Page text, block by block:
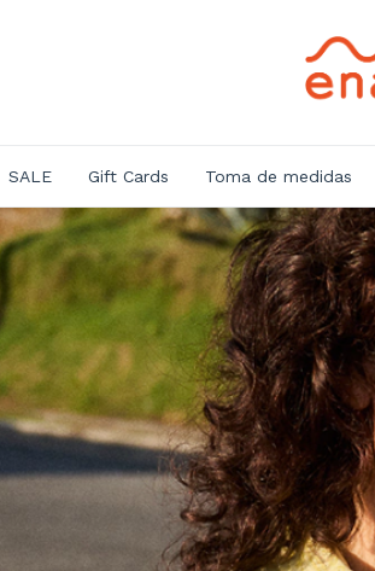
SALE Gift Cards Toma de medidas